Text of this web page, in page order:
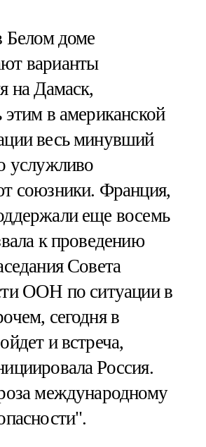
Белом доме
варианты
на Дамаск,
этим в американской
весь минувший
услужливо
союзники. Франция,
еще восемь
к проведению
Совета
ООН по ситуации в
сегодня в
и встреча,
Россия.
международному